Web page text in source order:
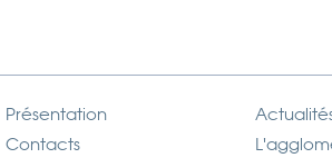
Présentation
Contacts